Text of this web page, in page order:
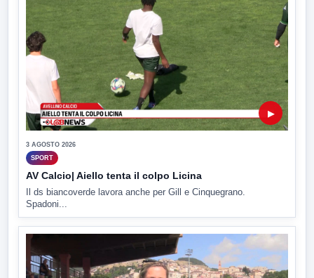
▶
3 AGOSTO 2026
SPORT
AV Calcio| Aiello tenta il colpo Licina
Il ds biancoverde lavora anche per Gill e Cinquegrano.
Spadoni...